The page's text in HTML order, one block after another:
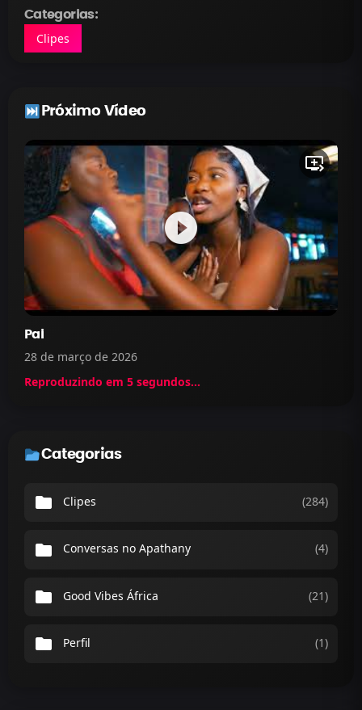
Categorias:
Clipes
Próximo Vídeo
play_circle_filled
queue_play_next
Pai
28 de março de 2026
Reproduzindo em 5 segundos...
Categorias
folder Clipes (284)
folder Conversas no Apathany (4)
folder Good Vibes África (21)
folder Perfil (1)